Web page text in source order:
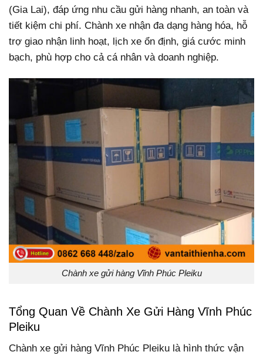
(Gia Lai), đáp ứng nhu cầu gửi hàng nhanh, an toàn và
tiết kiệm chi phí. Chành xe nhận đa dạng hàng hóa, hỗ
trợ giao nhận linh hoạt, lịch xe ổn định, giá cước minh
bạch, phù hợp cho cả cá nhân và doanh nghiệp.
Chành xe gửi hàng Vĩnh Phúc Pleiku
Tổng Quan Về Chành Xe Gửi Hàng Vĩnh Phúc
Pleiku
Chành xe gửi hàng Vĩnh Phúc Pleiku là hình thức vận